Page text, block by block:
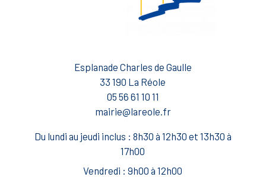
Esplanade Charles de Gaulle
33 190 La Réole
05 56 61 10 11
mairie@lareole.fr
Du lundi au jeudi inclus : 8h30 à 12h30 et 13h30 à
17h00
Vendredi : 9h00 à 12h00